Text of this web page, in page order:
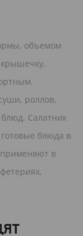
объемом
роллов,
блюд. Салатник
блюда в
в